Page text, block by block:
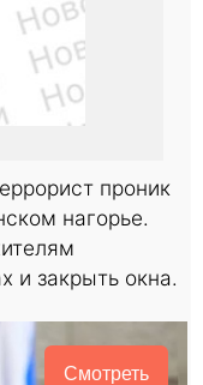
проник
нагорье.
и закрыть окна.
Смотреть